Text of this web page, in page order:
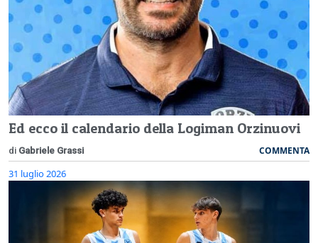
Ed ecco il calendario della Logiman Orzinuovi
di Gabriele Grassi COMMENTA
31 luglio 2026